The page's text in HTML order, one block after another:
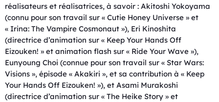
réalisateurs et réalisatrices, à savoir : Akitoshi Yokoyama
(connu pour son travail sur « Cutie Honey Universe » et
« Irina: The Vampire Cosmonaut »), Eri Kinoshita
(directrice d’animation sur « Keep Your Hands Off
Eizouken! » et animation flash sur « Ride Your Wave »),
Eunyoung Choi (connue pour son travail sur « Star Wars:
Visions », épisode « Akakiri », et sa contribution à « Keep
Your Hands Off Eizouken! »), et Asami Murakoshi
(directrice d’animation sur « The Heike Story » et